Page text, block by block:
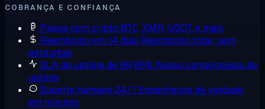
COBRANÇA E CONFIANÇA
Pague com cripto BTC, XMR, USDT e mais
Reembolso em 14 dias Reembolso total, sem
perguntas
SLA de uptime de 99,95% Nosso compromisso de
uptime
Suporte humano 24/7 Engenheiros de verdade,
em minutos